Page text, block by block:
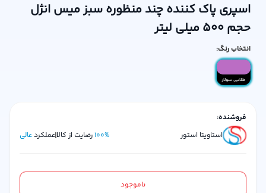
اسپری پاک کننده چند منظوره سبز میس انژل
حجم 500 میلی لیتر
انتخاب رنگ:
طلایی سولار
فروشنده:
استاویتا استور
100% رضایت از کالاعملکردعالی
ناموجود